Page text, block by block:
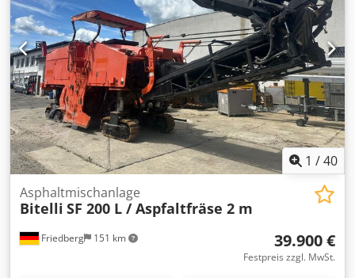
1 /40
Friedberg 151 km
Asphaltmischanlage
Bitelli SF 200 L / Aspfaltfräse 2 m
39.900 €
Festpreis zzgl. MwSt.